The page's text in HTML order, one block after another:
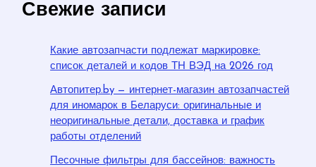
Свежие записи
Какие автозапчасти подлежат маркировке:
список деталей и кодов ТН ВЭД на 2026 год
Автопитер.by — интернет-магазин автозапчастей
для иномарок в Беларуси: оригинальные и
неоригинальные детали, доставка и график
работы отделений
Песочные фильтры для бассейнов: важность